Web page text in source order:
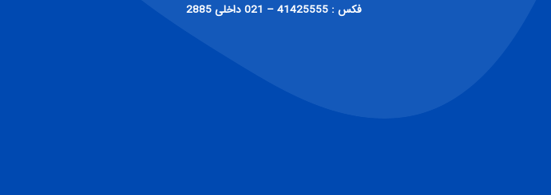
فکس : 41425555 – 021 داخلی 2885